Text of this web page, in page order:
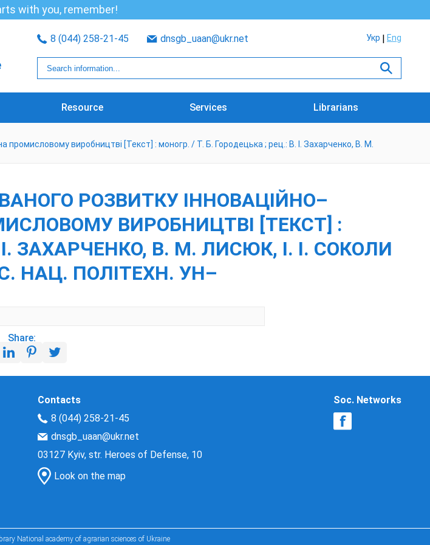
with you, remember!
8 (044) 258-21-45 dnsgb_uaan@ukr.net Укр Eng
Resource Services Librarians
промисловому виробництві [Текст] : моногр. / Т. Б. Городецька ; рец.: В. І. Захарченко, В. М.
РОЗВИТКУ ІННОВАЦІЙНО–
ВИРОБНИЦТВІ [ТЕКСТ] :
ЗАХАРЧЕНКО, В. М. ЛИСЮК, І. І. СОКОЛИ
НАЦ. ПОЛІТЕХН. УН–
Share:
Contacts
8 (044) 258-21-45
dnsgb_uaan@ukr.net
03127 Kyiv, str. Heroes of Defense, 10
Look on the map
Soc. Networks
National academy of agrarian sciences of Ukraine